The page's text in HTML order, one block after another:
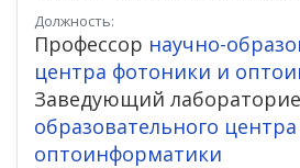
Должность:
Профессор научно-
центра фотоники и
Заведующий
образовательного
оптоинформатики